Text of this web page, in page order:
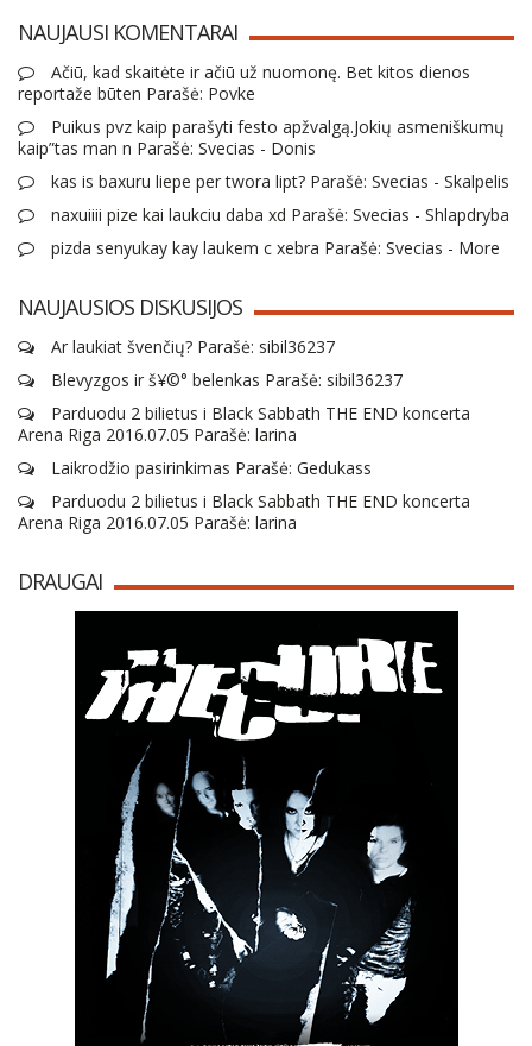
NAUJAUSI KOMENTARAI
Ačiū, kad skaitėte ir ačiū už nuomonę. Bet kitos dienos
reportaže būten Parašė: Povke
Puikus pvz kaip parašyti festo apžvalgą.Jokių asmeniškumų
kaip”tas man n Parašė: Svecias - Donis
kas is baxuru liepe per twora lipt? Parašė: Svecias - Skalpelis
naxuiiii pize kai laukciu daba xd Parašė: Svecias - Shlapdryba
pizda senyukay kay laukem c xebra Parašė: Svecias - More
NAUJAUSIOS DISKUSIJOS
Ar laukiat švenčių? Parašė: sibil36237
Blevyzgos ir š¥©° belenkas Parašė: sibil36237
Parduodu 2 bilietus i Black Sabbath THE END koncerta
Arena Riga 2016.07.05 Parašė: larina
Laikrodžio pasirinkimas Parašė: Gedukass
Parduodu 2 bilietus i Black Sabbath THE END koncerta
Arena Riga 2016.07.05 Parašė: larina
DRAUGAI